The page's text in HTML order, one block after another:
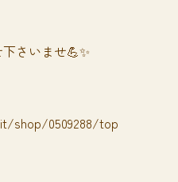
さいませ💪✨
shop/0509288/top